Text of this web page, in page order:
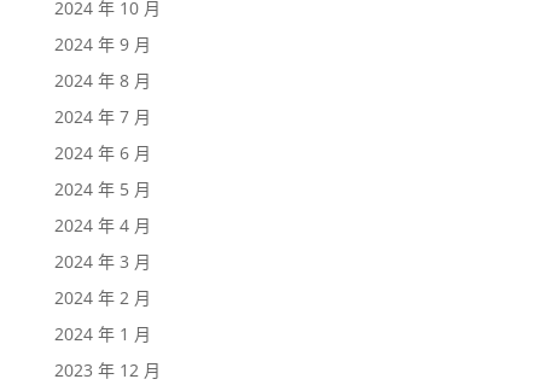
2024 年 10 月
2024 年 9 月
2024 年 8 月
2024 年 7 月
2024 年 6 月
2024 年 5 月
2024 年 4 月
2024 年 3 月
2024 年 2 月
2024 年 1 月
2023 年 12 月